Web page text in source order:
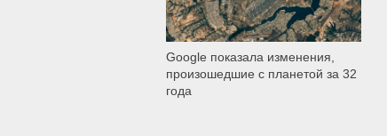
Google показала изменения,
произошедшие с планетой за 32
года